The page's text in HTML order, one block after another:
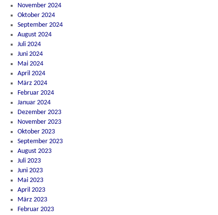
November 2024
Oktober 2024
September 2024
August 2024
Juli 2024
Juni 2024
Mai 2024
April 2024
März 2024
Februar 2024
Januar 2024
Dezember 2023
November 2023
Oktober 2023
September 2023
August 2023
Juli 2023
Juni 2023
Mai 2023
April 2023
März 2023
Februar 2023